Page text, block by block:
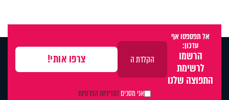
אל תפספסו אף
עדכון:
הרשמו
לרשימת
התפוצה שלנו
אני מסכיםלמדיניות הפרטיות